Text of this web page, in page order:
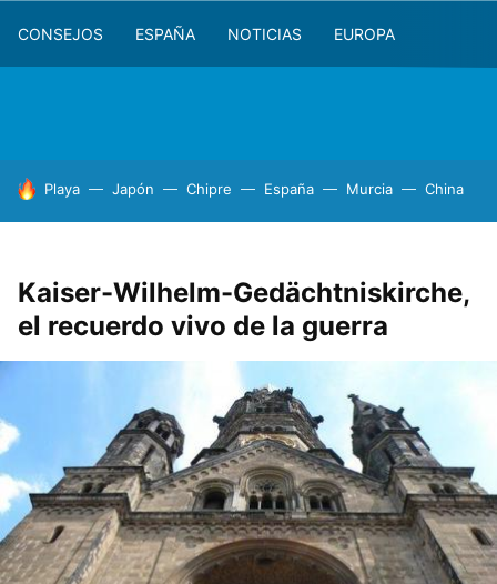
CONSEJOS ESPAÑA NOTICIAS EUROPA
HOY SE HABLA DE
Playa Japón Chipre España Murcia China
Kaiser-Wilhelm-Gedächtniskirche,
el recuerdo vivo de la guerra